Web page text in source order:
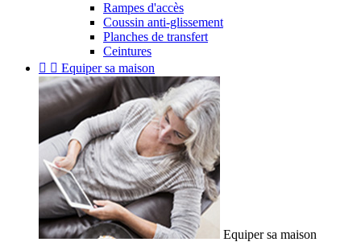
Rampes d'accès
Coussin anti-glissement
Planches de transfert
Ceintures
  Equiper sa maison
Equiper sa maison